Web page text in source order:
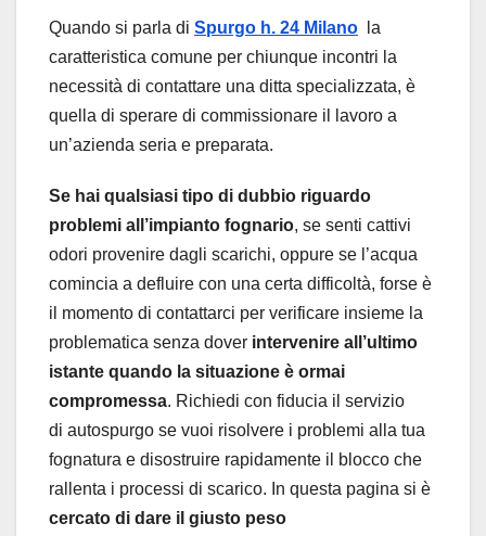
Quando si parla di Spurgo h. 24 Milano la
caratteristica comune per chiunque incontri la
necessità di contattare una ditta specializzata, è
quella di sperare di commissionare il lavoro a
un’azienda seria e preparata.
Se hai qualsiasi tipo di dubbio riguardo
problemi all’impianto fognario, se senti cattivi
odori provenire dagli scarichi, oppure se l’acqua
comincia a defluire con una certa difficoltà, forse è
il momento di contattarci per verificare insieme la
problematica senza dover intervenire all’ultimo
istante quando la situazione è ormai
compromessa. Richiedi con fiducia il servizio
di autospurgo se vuoi risolvere i problemi alla tua
fognatura e disostruire rapidamente il blocco che
rallenta i processi di scarico. In questa pagina si è
cercato di dare il giusto peso